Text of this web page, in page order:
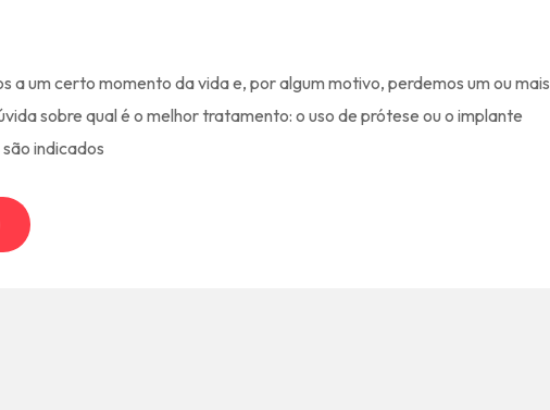
a um certo momento da vida e, por algum motivo, perdemos um ou mais
sobre qual é o melhor tratamento: o uso de prótese ou o implante
indicados